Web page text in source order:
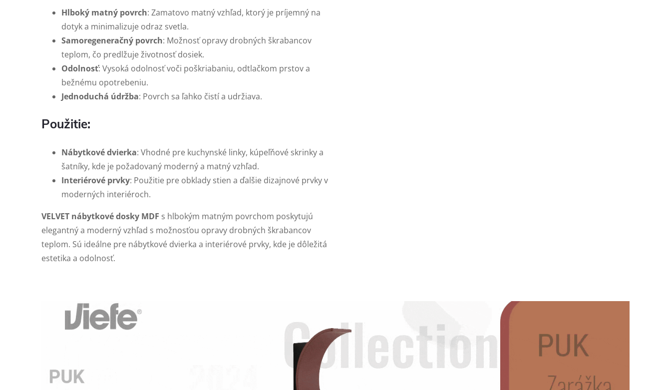
Hlboký matný povrch: Zamatovo matný vzhľad, ktorý je príjemný na
dotyk a minimalizuje odraz svetla.
Samoregeneračný povrch: Možnosť opravy drobných škrabancov
teplom, čo predlžuje životnosť dosiek.
Odolnosť: Vysoká odolnosť voči poškriabaniu, odtlačkom prstov a
bežnému opotrebeniu.
Jednoduchá údržba: Povrch sa ľahko čistí a udržiava.
Použitie:
Nábytkové dvierka: Vhodné pre kuchynské linky, kúpeľňové skrinky a
šatníky, kde je požadovaný moderný a matný vzhľad.
Interiérové prvky: Použitie pre obklady stien a ďalšie dizajnové prvky v
moderných interiéroch.
VELVET nábytkové dosky MDF s hlbokým matným povrchom poskytujú
elegantný a moderný vzhľad s možnosťou opravy drobných škrabancov
teplom. Sú ideálne pre nábytkové dvierka a interiérové prvky, kde je dôležitá
estetika a odolnosť.